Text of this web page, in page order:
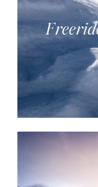
Freeride-lessen in kleine groepen